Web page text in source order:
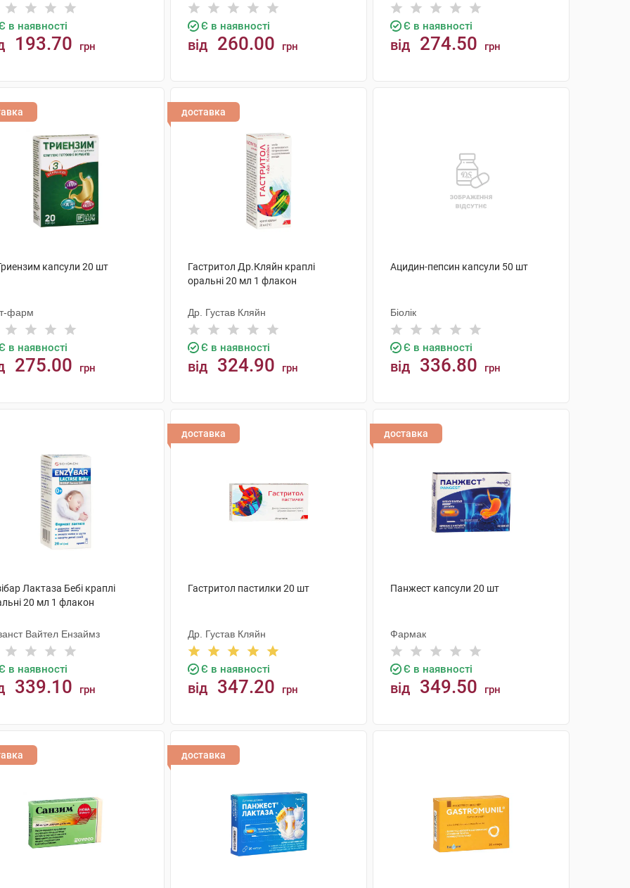
в наявності
193.70 грн
Є в наявності
від 260.00 грн
Є в наявності
від 274.50 грн
капсули 20 шт
фарм
в наявності
275.00 грн
доставка
Гастритол Др.Кляйн краплі
оральні 20 мл 1 флакон
Др. Густав Кляйн
Є в наявності
від 324.90 грн
Ацидин-пепсин капсули 50 шт
Біолік
Є в наявності
від 336.80 грн
Лактаза Бебі краплі
20 мл 1 флакон
Вайтел Ензаймз
в наявності
339.10 грн
доставка
Гастритол пастилки 20 шт
Др. Густав Кляйн
Є в наявності
від 347.20 грн
доставка
Панжест капсули 20 шт
Фармак
Є в наявності
від 349.50 грн
доставка